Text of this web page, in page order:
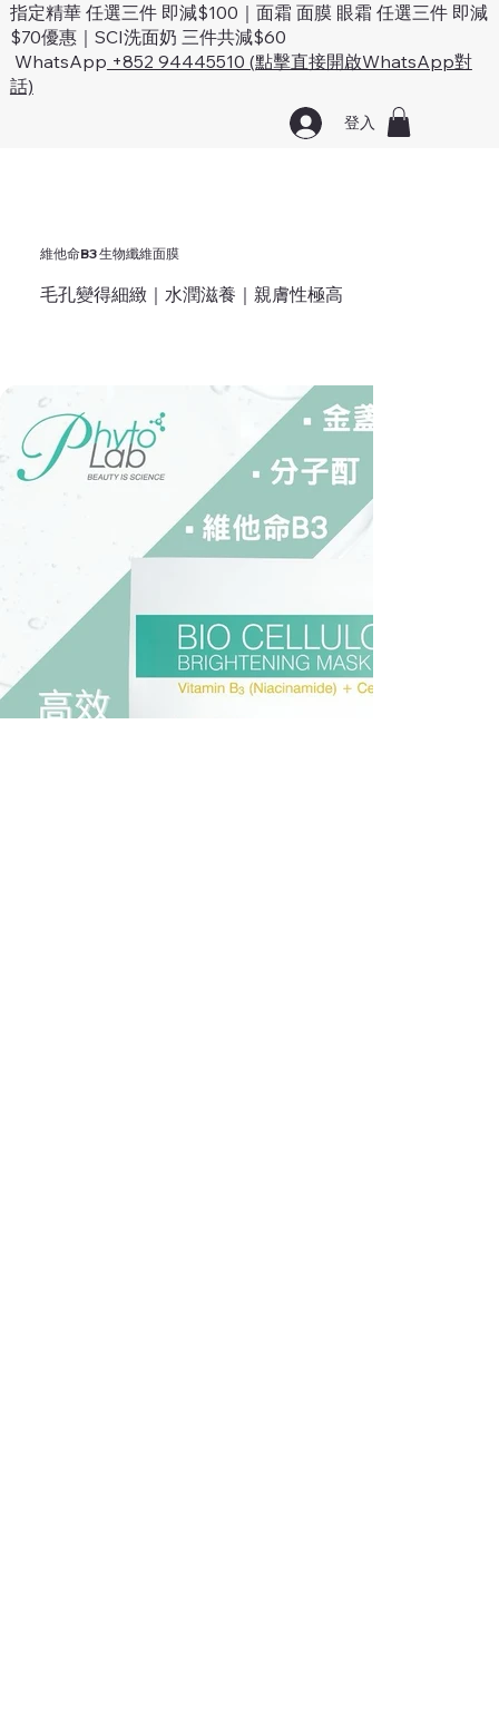
指定精華 任選三件 即減$100｜面霜 面膜 眼霜 任選三件 即減
$70優惠｜SCI洗面奶 三件共減$60
WhatsApp +852 94445510 (點擊直接開啟WhatsApp對
話)
登入
維他命B3 生物纖維面膜
毛孔變得細緻｜水潤滋養｜親膚性極高